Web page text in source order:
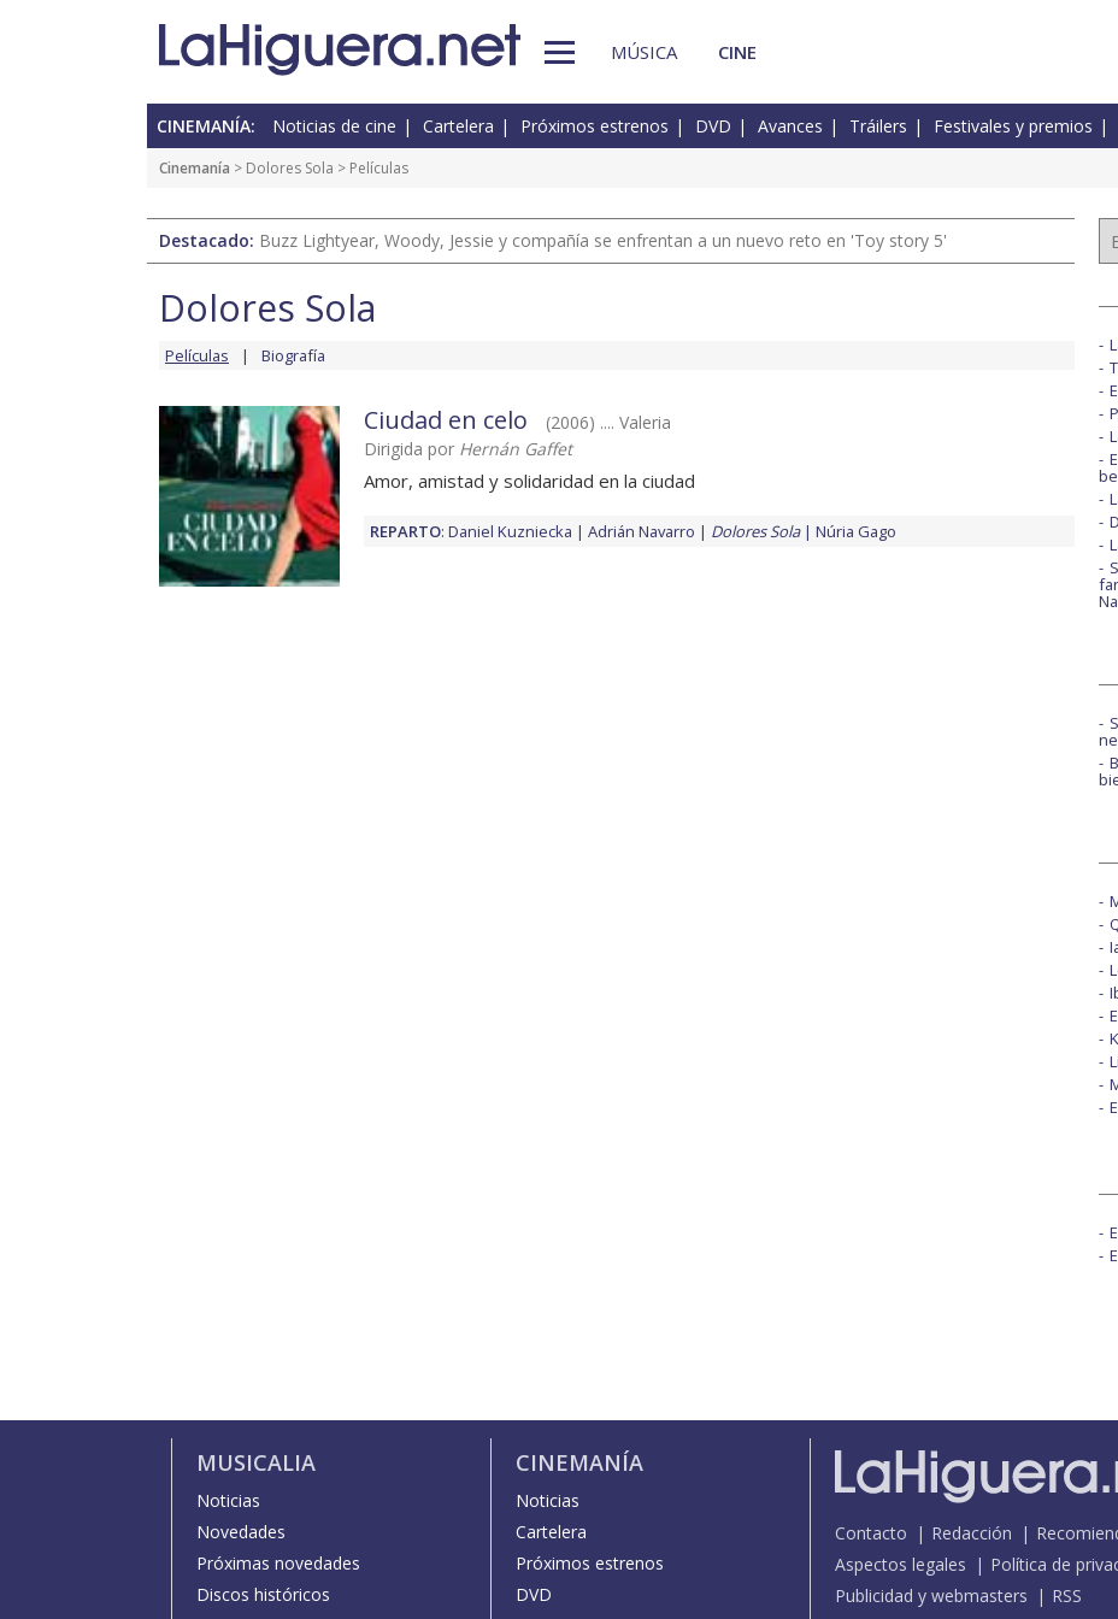
MÚSICA CINE
CINEMANÍA: Noticias de cine Cartelera Próximos estrenos DVD Avances Tráilers Festivales y premios
Cinemanía > Dolores Sola > Películas
Destacado: Buzz Lightyear, Woody, Jessie y compañía se enfrentan a un nuevo reto en 'Toy story 5'
Dolores Sola
Películas Biografía
Ciudad en celo
(2006) .... Valeria
Dirigida por Hernán Gaffet
Amor, amistad y solidaridad en la ciudad
REPARTO: Daniel Kuzniecka Adrián Navarro Dolores Sola Núria Gago
MUSICALIA
Noticias
Novedades
Próximas novedades
Discos históricos
CINEMANÍA
Noticias
Cartelera
Próximos estrenos
DVD
Contacto Redacción
Aspectos legales
Política de
Publicidad y webmasters
RSS